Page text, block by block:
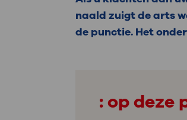
steeds verder uit,
we u sneller helpen.
naald zuigt de arts
de punctie. Het
: op deze